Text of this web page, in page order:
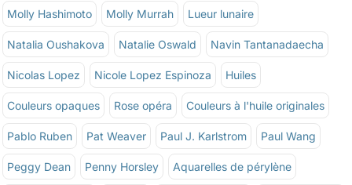
Molly Hashimoto Molly Murrah Lueur lunaire
Natalia Oushakova Natalie Oswald Navin Tantanadaecha
Nicolas Lopez Nicole Lopez Espinoza Huiles
Couleurs opaques Rose opéra Couleurs à l'huile originales
Pablo Ruben Pat Weaver Paul J. Karlstrom Paul Wang
Peggy Dean Penny Horsley Aquarelles de pérylène